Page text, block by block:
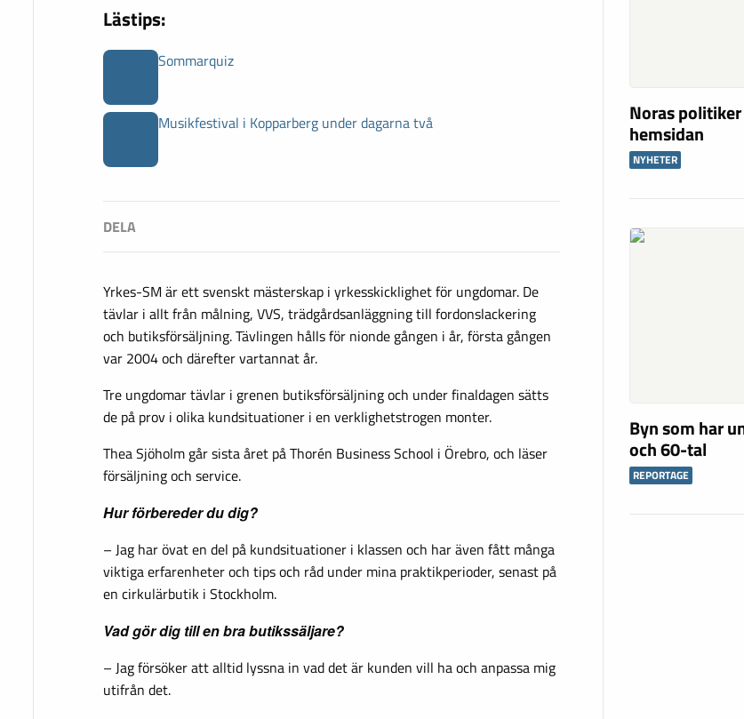
Lästips:
Sommarquiz
Musikfestival i Kopparberg under dagarna två
Yrkes-SM är ett svenskt mästerskap i yrkesskicklighet för ungdomar. De
tävlar i allt från målning, VVS, trädgårdsanläggning till fordonslackering
och butiksförsäljning. Tävlingen hålls för nionde gången i år, första gången
var 2004 och därefter vartannat år.
Tre ungdomar tävlar i grenen butiksförsäljning och under finaldagen sätts
de på prov i olika kundsituationer i en verklighetstrogen monter.
Thea Sjöholm går sista året på Thorén Business School i Örebro, och läser
försäljning och service.
Hur förbereder du dig?
– Jag har övat en del på kundsituationer i klassen och har även fått många
viktiga erfarenheter och tips och råd under mina praktikperioder, senast på
en cirkulärbutik i Stockholm.
Vad gör dig till en bra butikssäljare?
– Jag försöker att alltid lyssna in vad det är kunden vill ha och anpassa mig
utifrån det.
Noras
hemsidan
NYHETER
Byn som har
och 60-tal
REPORTAGE